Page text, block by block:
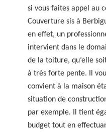
si vous faites appel au
Couverture sis à
en effet, un
intervient dans le
de la toiture, qu’elle
à très forte pente. Il
convient à la maison
situation de
par exemple. Il tient
budget tout en